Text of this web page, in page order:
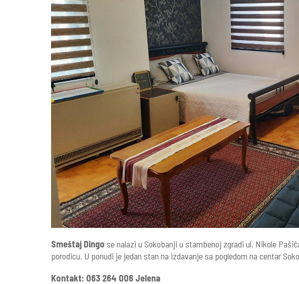
Smeštaj Dingo se nalazi u Sokobanji u stambenoj zgradi ul. Nikole
porodicu. U ponudi je jedan stan na izdavanje sa pogledom na centar
Kontakt: 063 264 006 Jelena